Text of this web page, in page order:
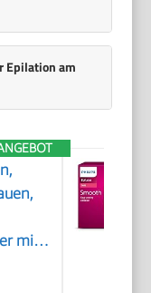
Epilation am
mit